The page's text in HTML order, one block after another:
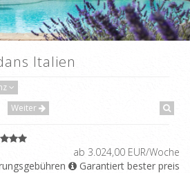
Italien
Weiter
ab 3.024,00 EUR/Woche
Garantiert bester preis